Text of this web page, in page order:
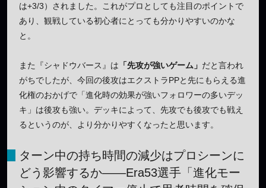
は+3/3）されました。これがプロとしても注目のポイントで
あり、観戦している初心者にとっても分かりやすいのかな
と。
また『シャドウバース』は 「先攻が強いゲーム」 だと言われ
がちでしたが、今回の後攻はエクストラPPと先にもらえる進
化権のおかげで「進化時の効果が強いフォロワーの多いデッ
キ」は後攻も強い。デッキによって、先攻でも後攻でも戦え
るというのが、より分かりやすくなったと思います。
ターン中の持ち時間の減少はプロシーンに
どう影響するか——Era53選手「進化モー